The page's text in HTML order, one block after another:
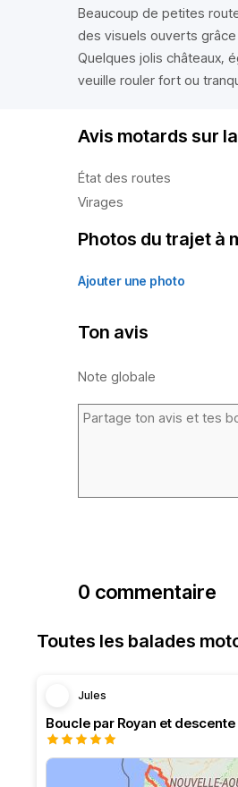
Beaucoup de petites
des visuels ouverts
Quelques jolis châteaux,
veuille rouler fort ou
Avis motards sur
État des routes
Virages
Photos du trajet à
Ajouter une photo
Ton avis
Note globale
0 commentaire
Toutes les balades
Jules